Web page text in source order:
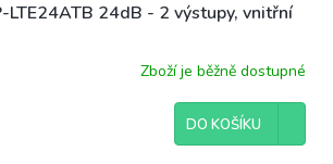
LTE24ATB 24dB - 2 výstupy, vnitřní
Zboží je běžně dostupné
DO KOŠÍKU